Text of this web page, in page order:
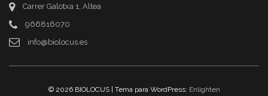
Carrer Galotxa 1, Altea
966816070
info@biolocus.es
© 2026 BIOLOCUS | Tema para WordPress: Enlighten